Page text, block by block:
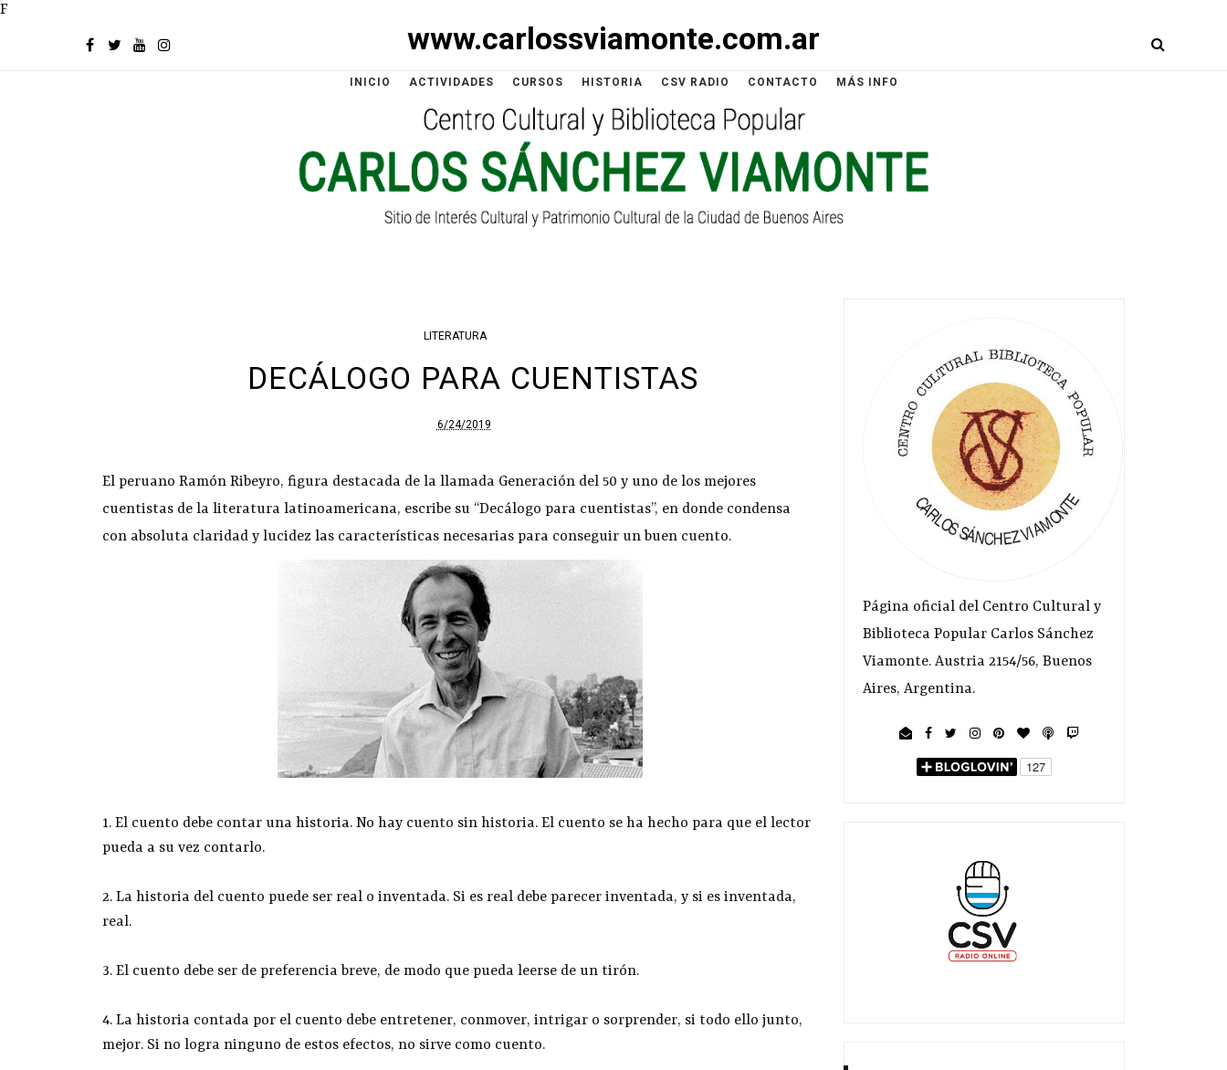
F
www.carlossviamonte.com.ar
INICIO ACTIVIDADES CURSOS HISTORIA CSV RADIO CONTACTO MÁS INFO
LITERATURA
DECÁLOGO PARA CUENTISTAS
6/24/2019
El peruano Ramón Ribeyro, figura destacada de la llamada Generación del 50 y uno de los mejores
cuentistas de la literatura latinoamericana, escribe su “Decálogo para cuentistas”, en donde condensa
con absoluta claridad y lucidez las características necesarias para conseguir un buen cuento.
1. El cuento debe contar una historia. No hay cuento sin historia. El cuento se ha hecho para que el lector
pueda a su vez contarlo.
2. La historia del cuento puede ser real o inventada. Si es real debe parecer inventada, y si es inventada,
real.
3. El cuento debe ser de preferencia breve, de modo que pueda leerse de un tirón.
4. La historia contada por el cuento debe entretener, conmover, intrigar o sorprender, si todo ello junto,
mejor. Si no logra ninguno de estos efectos, no sirve como cuento.
Página oficial del Centro Cultural y
Biblioteca Popular Carlos Sánchez
Viamonte. Austria 2154/56, Buenos
Aires, Argentina.